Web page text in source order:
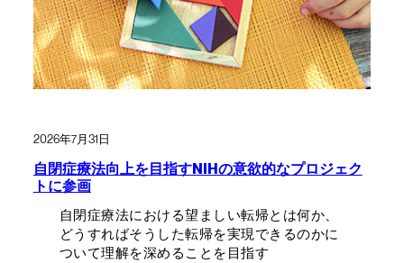
2026年7月31日
自閉症療法向上を目指すNIHの意欲的なプロジェク
トに参画
自閉症療法における望ましい転帰とは何か、
どうすればそうした転帰を実現できるのかに
ついて理解を深めることを目指す